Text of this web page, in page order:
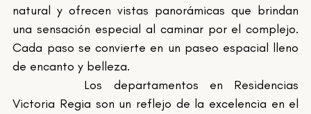
natural y ofrecen vistas panorámicas que brindan
una sensación especial al caminar por el complejo.
Cada paso se convierte en un paseo espacial lleno
de encanto y belleza.
Victoria Regia son un reflejo de la excelencia en el